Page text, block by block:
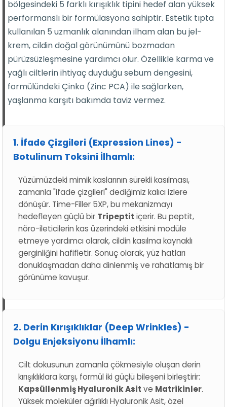
bölgesindeki 5 farklı kırışıklık tipini hedef alan yüksek
performanslı bir formülasyona sahiptir. Estetik tıpta
kullanılan 5 uzmanlık alanından ilham alan bu jel-
krem, cildin doğal görünümünü bozmadan
pürüzsüzleşmesine yardımcı olur. Özellikle karma ve
yağlı ciltlerin ihtiyaç duyduğu sebum dengesini,
formülündeki Çinko (Zinc PCA) ile sağlarken,
yaşlanma karşıtı bakımda taviz vermez.
1. İfade Çizgileri (Expression Lines) -
Botulinum Toksini İlhamlı:
Yüzümüzdeki mimik kaslarının sürekli kasılması,
zamanla "ifade çizgileri" dediğimiz kalıcı izlere
dönüşür. Time-Filler 5XP, bu mekanizmayı
hedefleyen güçlü bir Tripeptit içerir. Bu peptit,
nöro-ileticilerin kas üzerindeki etkisini modüle
etmeye yardımcı olarak, cildin kasılma kaynaklı
gerginliğini hafifletir. Sonuç olarak, yüz hatları
donuklaşmadan daha dinlenmiş ve rahatlamış bir
görünüme kavuşur.
2. Derin Kırışıklıklar (Deep Wrinkles) -
Dolgu Enjeksiyonu İlhamlı:
Cilt dokusunun zamanla çökmesiyle oluşan derin
kırışıklıklara karşı, formül iki güçlü bileşeni birleştirir:
Kapsüllenmiş Hyaluronik Asit ve Matrikinler.
Yüksek moleküler ağırlıklı Hyaluronik Asit, özel